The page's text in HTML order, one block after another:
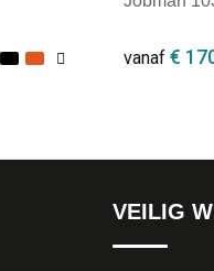
vanaf €
VEILIG